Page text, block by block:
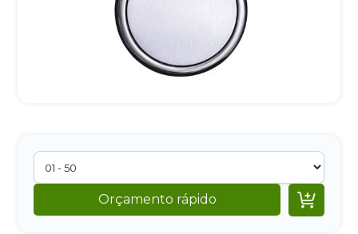
Orçamento rápido 